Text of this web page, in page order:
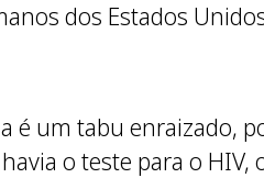
dos Estados
é um tabu enraizado,
o teste para o HIV,